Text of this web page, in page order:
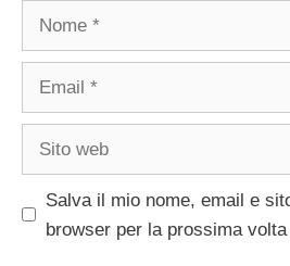
Salva il mio nome, email e
browser per la prossima